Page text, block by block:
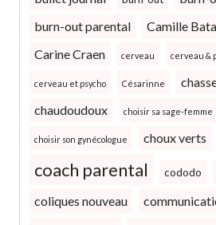
burn-out parental
Camille
Carine Craen
cerveau cerveau &
cerveau et psycho Césarinne
chaudoudoux
choisir sa sage-femme
choisir son gynécologue choux verts
coach parental cododo
coliques nouveau